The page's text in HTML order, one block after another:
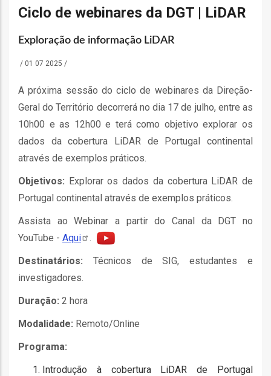
Ciclo de webinares da DGT | LiDAR
Exploração de informação LiDAR
/ 01 07 2025 /
A próxima sessão do ciclo de webinares da Direção-
Geral do Território decorrerá no dia 17 de julho, entre as
10h00 e as 12h00 e terá como objetivo explorar os
dados da cobertura LiDAR de Portugal continental
através de exemplos práticos.
Objetivos: Explorar os dados da cobertura LiDAR de
Portugal continental através de exemplos práticos.
Assista ao Webinar a partir do Canal da DGT no
YouTube - Aqui
.
Destinatários: Técnicos de SIG, estudantes e
investigadores.
Duração: 2 hora
Modalidade: Remoto/Online
Programa:
Introdução à cobertura LiDAR de Portugal